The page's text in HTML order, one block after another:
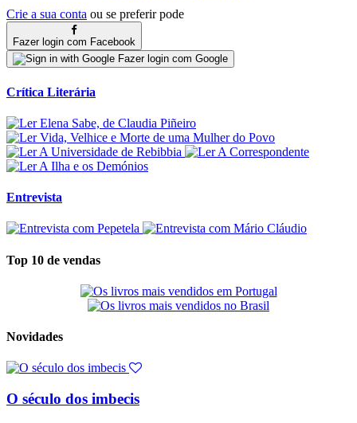
Crie a sua conta ou se preferir pode
Fazer login com Facebook
Fazer login com Google
Crítica Literária
Entrevista
Top 10 de vendas
Novidades
O século dos imbecis